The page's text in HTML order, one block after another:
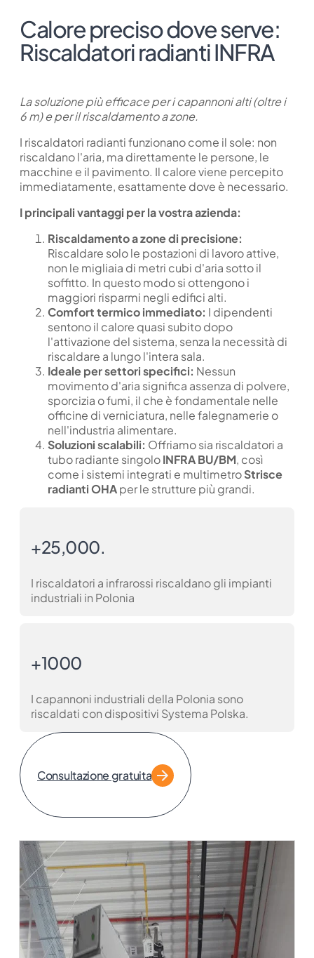
Calore preciso dove serve:
Riscaldatori radianti INFRA
La soluzione più efficace per i capannoni alti (oltre i
6 m) e per il riscaldamento a zone.
I riscaldatori radianti funzionano come il sole: non
riscaldano l'aria, ma direttamente le persone, le
macchine e il pavimento. Il calore viene percepito
immediatamente, esattamente dove è necessario.
I principali vantaggi per la vostra azienda:
Riscaldamento a zone di precisione:
Riscaldare solo le postazioni di lavoro attive,
non le migliaia di metri cubi d'aria sotto il
soffitto. In questo modo si ottengono i
maggiori risparmi negli edifici alti.
Comfort termico immediato: I dipendenti
sentono il calore quasi subito dopo
l'attivazione del sistema, senza la necessità di
riscaldare a lungo l'intera sala.
Ideale per settori specifici: Nessun
movimento d'aria significa assenza di polvere,
sporcizia o fumi, il che è fondamentale nelle
officine di verniciatura, nelle falegnamerie o
nell'industria alimentare.
Soluzioni scalabili: Offriamo sia riscaldatori a
tubo radiante singoloINFRA BU/BM, così
come i sistemi integrati e multimetroStrisce
radianti OHAper le strutture più grandi.
+25,000.
I riscaldatori a infrarossi riscaldano gli impianti
industriali in Polonia
+1000
I capannoni industriali della Polonia sono
riscaldati con dispositivi Systema Polska.
Consultazione gratuita